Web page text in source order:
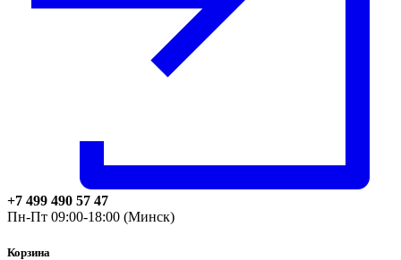
+7 499 490 57 47
Пн-Пт 09:00-18:00 (Минск)
Корзина